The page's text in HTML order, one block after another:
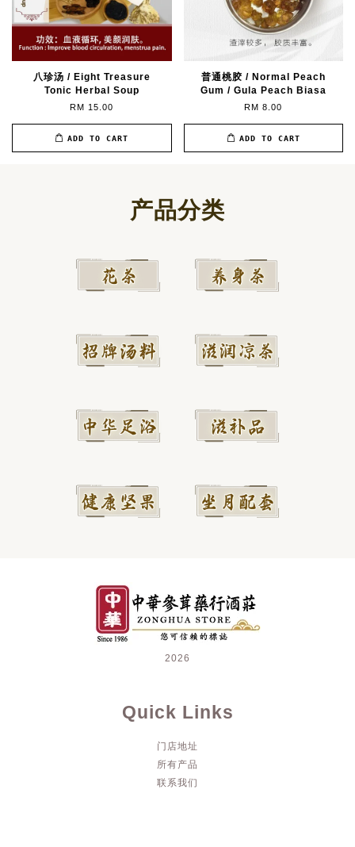
八珍汤 / Eight Treasure
Tonic Herbal Soup
RM 15.00
ADD TO CART
普通桃胶 / Normal Peach
Gum / Gula Peach Biasa
RM 8.00
ADD TO CART
产品分类
2026
Quick Links
门店地址
所有产品
联系我们